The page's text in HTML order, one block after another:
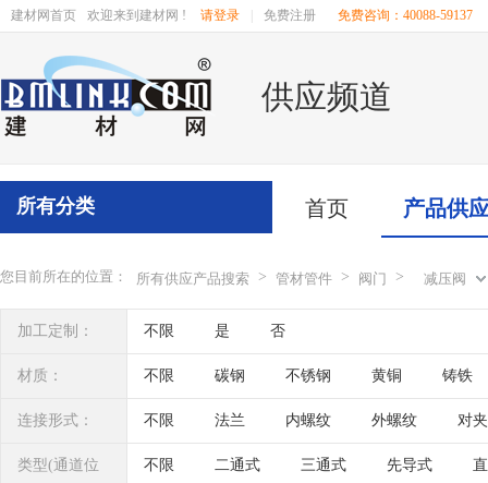
建材网首页 欢迎来到建材网 ! 请登录 免费注册 免费咨询：40088-59137
供应频道
首页 产品供
所有分类
您目前所在的位置： 所有供应产品搜索 > 管材管件 > 阀门 > 减压阀
加工定制： 不限 是 否
材质： 不限 碳钢 不锈钢 黄铜 铸铁
PPR 衬氟 其他 ABS
连接形式： 不限 法兰 内螺纹 外螺纹 对夹
类型(通道位 不限 二通式 三通式 先导式